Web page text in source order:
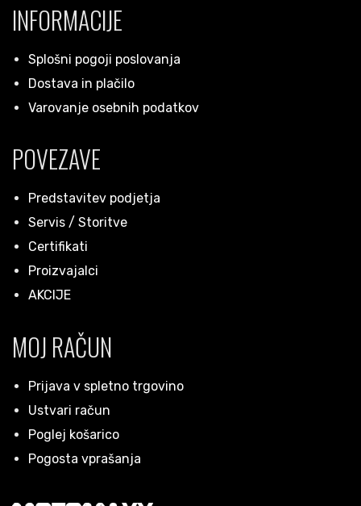
INFORMACIJE
Splošni pogoji poslovanja
Dostava in plačilo
Varovanje osebnih podatkov
POVEZAVE
Predstavitev podjetja
Servis / Storitve
Certifikati
Proizvajalci
AKCIJE
MOJ RAČUN
Prijava v spletno trgovino
Ustvari račun
Poglej košarico
Pogosta vprašanja